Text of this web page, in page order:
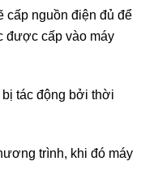
cấp nguồn điện đủ để
được cấp vào máy
tác động bởi thời
trình, khi đó máy